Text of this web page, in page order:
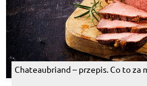
Chateaubriand – przepis. Co to za